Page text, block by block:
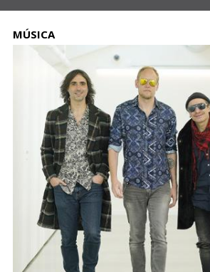
MÚSICA